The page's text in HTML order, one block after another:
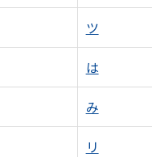
ツ
は
み
リ